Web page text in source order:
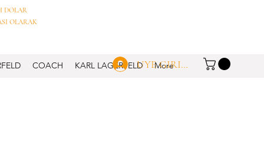
DOLAR
OLARAK
COACH KARL LAGERFELD More
UYE GIRISI